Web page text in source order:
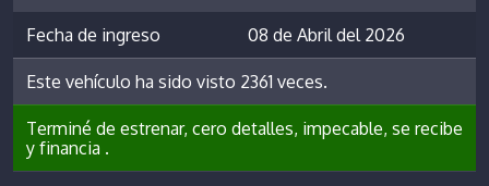
Fecha de ingreso 08 de Abril del 2026
Este vehículo ha sido visto 2361 veces.
Terminé de estrenar, cero detalles, impecable, se recibe
y financia .